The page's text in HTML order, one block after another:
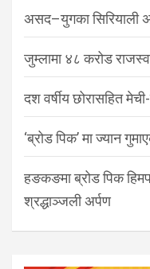
असद–युगका सिरियाली
जुम्लामा ४८ करोड
दश वर्षीय छोरासहित
‘ब्रोड पिक’ मा ज्यान
हङकङमा ब्रोड पिक
श्रद्धाञ्जली अर्पण